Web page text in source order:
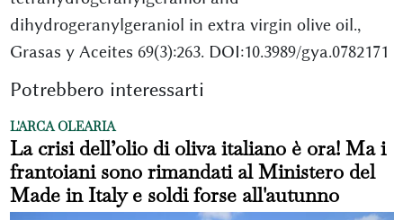
dihydrogeranylgeraniol in extra virgin olive oil.,
Grasas y Aceites 69(3):263. DOI:10.3989/gya.0782171
Potrebbero interessarti
L'ARCA OLEARIA
La crisi dell’olio di oliva italiano è ora! Ma i
frantoiani sono rimandati al Ministero del
Made in Italy e soldi forse all'autunno